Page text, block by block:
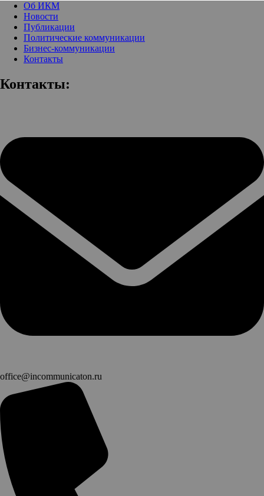
Об ИКМ
Новости
Публикации
Политические коммуникации
Бизнес-коммуникации
Контакты
Контакты:
office@incommunicaton.ru